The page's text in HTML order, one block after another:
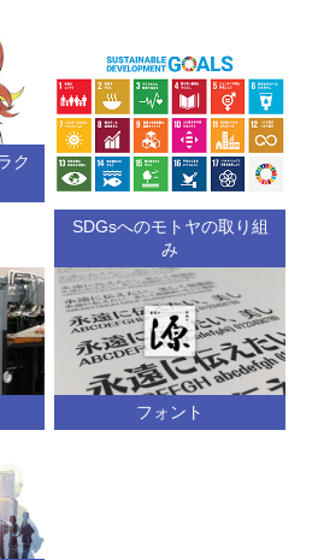
ク
SDGsへのモトヤの取り組
み
フォント